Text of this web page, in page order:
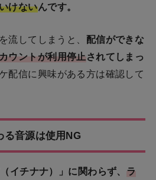
けないんです。
流してしまうと、 配信ができな
ウントが利用停止 されてしまっ
配信に興味がある方は確認して
る音源は使用NG
イチナナ）」に関わらず、 ラ